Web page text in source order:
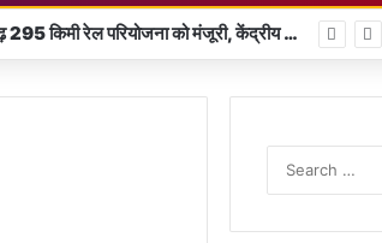
100 साल पुरानी मांग पूरी, तखतपुर में जश्न: उसलापुर-तखतपुर-डोंगरगढ़ 295 किमी रेल परियोजना को मंजूरी, केंद्रीय राज्य मंत्री तोखन साहू का भव्य स्वागत